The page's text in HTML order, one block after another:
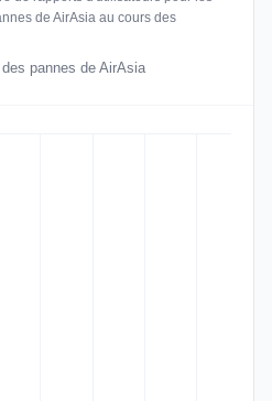
de AirAsia au cours des
pannes de AirAsia